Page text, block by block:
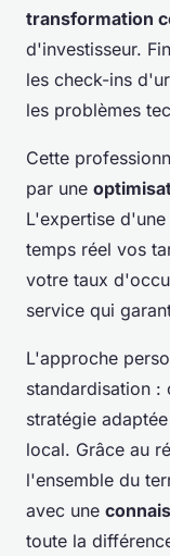
transformation
d'investisseur.
les check-ins
les problèmes
Cette
par une
L'expertise
temps réel vos
votre taux
service qui
L'approche
standardisation
stratégie
local. Grâce au
l'ensemble du
avec une
toute la